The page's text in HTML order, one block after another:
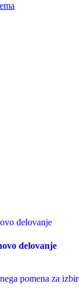
delovanje